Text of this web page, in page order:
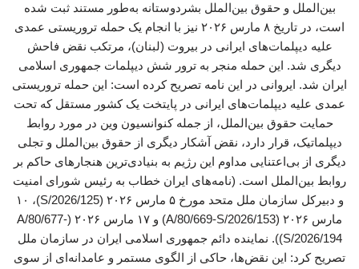
بین‌الملل و حقوق بین‌الملل بشردوستانه به‌طور مستند ثبت شده
است، در تاریخ ۸ مارس ۲۰۲۶ نیز با انجام یک حمله تروریستی عمدی
علیه دیپلمات‌های ایرانی در بیروت (لبنان)، مرتکب نقض فاحش
دیگری شد. این حمله منجر به ترور شش دیپلمات جمهوری اسلامی
ایران شد. ایروانی در این نامه تصریح کرده است: این حمله تروریستی
عمدی علیه دیپلمات‌های ایرانی در پایتخت یک کشور مستقل که تحت
حمایت حقوق بین‌الملل، از جمله کنوانسیون وین در مورد روابط
دیپلماتیک، قرار دارد، نقض آشکار دیگری از حقوق بین‌الملل و تجلی
دیگری از بی‌اعتنایی مداوم این رژیم به بنیادی‌ترین هنجارهای حاکم بر
روابط بین‌الملل است. (نامه‌های ایران خطاب به رئیس شورای امنیت
و دبیرکل سازمان ملل متحد مورخ ۵ مارس ۲۰۲۶ (S/2026/125)، ۱۰
مارس ۲۰۲۶ (A/80/669-S/2026/153) و ۱۷ مارس ۲۰۲۶ (A/80/677-
S/2026/194)). نماینده دائم جمهوری اسلامی ایران در سازمان ملل
تصریح کرد: این ‌نقض‌ها، حاکی از الگوی مستمر و عامدانه‌ای از سوی